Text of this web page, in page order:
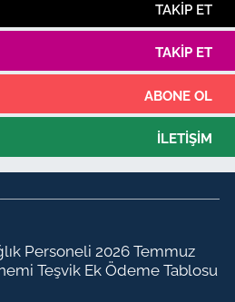
TAKIP ET
TAKIP ET
ABONE OL
İLETIŞIM
Personeli 2026 Temmuz
Teşvik Ek Ödeme Tablosu